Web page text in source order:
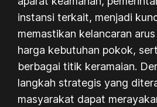
instansi terkait, menjadi
memastikan kelancaran
harga kebutuhan pokok,
berbagai titik keramaian.
langkah strategis yang
masyarakat dapat